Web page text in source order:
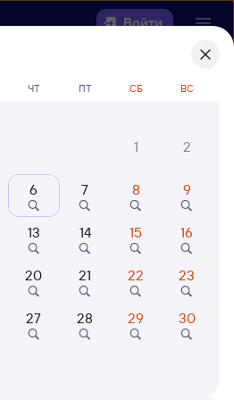
Войти
чтобы найтиж/д
Поронайск
42 млн путешествуют с
ЧТ ПТ СБ ВС
1
2
6 7 8 9
13 14 15 16
20 21 22 23
27 28 29 30